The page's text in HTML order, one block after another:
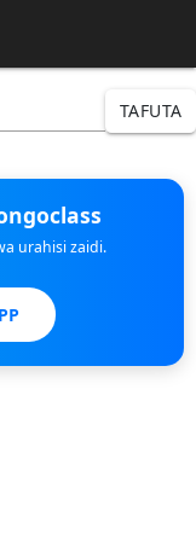
TAFUTA
urahisi zaidi.